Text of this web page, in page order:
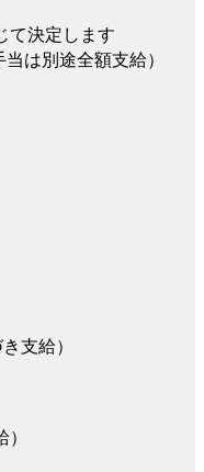
て決定します
は別途全額支給）
支給）